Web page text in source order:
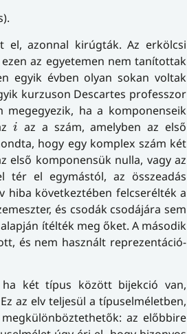
el, azonnal kirúgták. Az erkölcsi
az egyetemen nem tanítottak
egyik évben olyan sokan voltak
kurzuson Descartes professzor
ha a komponenseik
i
i az a szám, amelyben az első
hogy egy komplex szám két
első komponensük nulla, vagy az
tér el egymástól, az összeadás
hiba következtében felcserélték a
és csodák csodájára sem
ítélték meg őket. A második
és nem használt reprezentáció-
ha két típus között bijekció van,
az elv teljesül a típuselméletben,
az előbbire